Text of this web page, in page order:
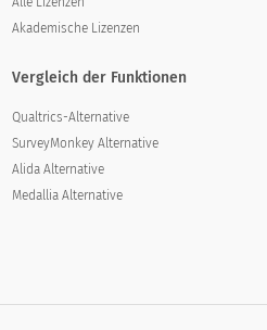
Akademische Lizenzen
Vergleich der Funktionen
Qualtrics-Alternative
SurveyMonkey Alternative
Alida Alternative
Medallia Alternative